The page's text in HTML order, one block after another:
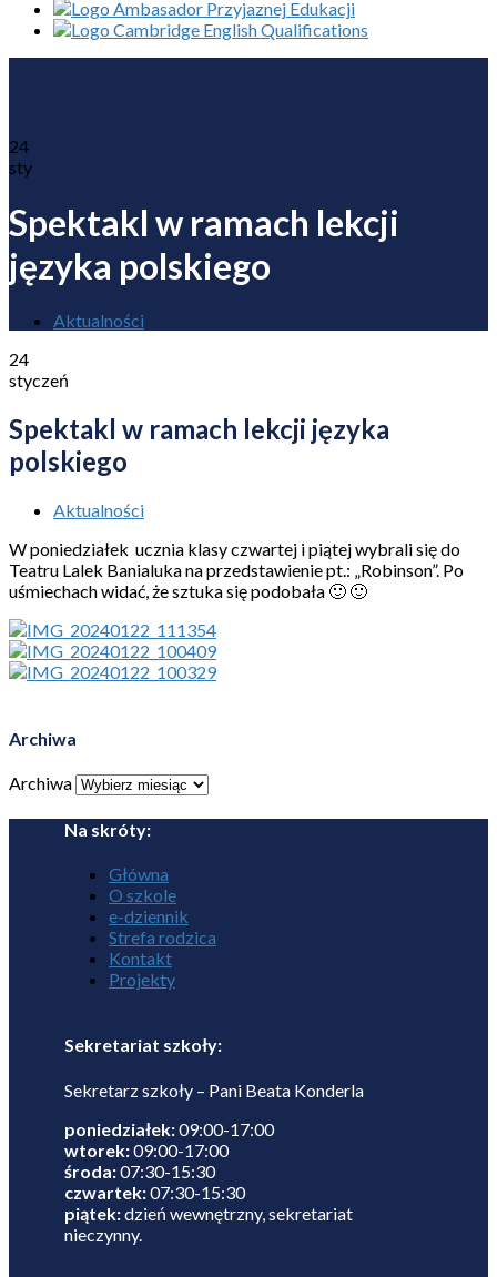
24
sty
Spektakl w ramach lekcji
języka polskiego
Aktualności
24
styczeń
Spektakl w ramach lekcji języka
polskiego
Aktualności
W poniedziałek ucznia klasy czwartej i piątej wybrali się do
Teatru Lalek Banialuka na przedstawienie pt.: „Robinson”. Po
uśmiechach widać, że sztuka się podobała 🙂 🙂
Archiwa
Archiwa
Na skróty:
Główna
O szkole
e-dziennik
Strefa rodzica
Kontakt
Projekty
Sekretariat szkoły:
Sekretarz szkoły – Pani Beata Konderla
poniedziałek:09:00-17:00
wtorek:09:00-17:00
środa:07:30-15:30
czwartek:07:30-15:30
piątek:dzień wewnętrzny, sekretariat
nieczynny.